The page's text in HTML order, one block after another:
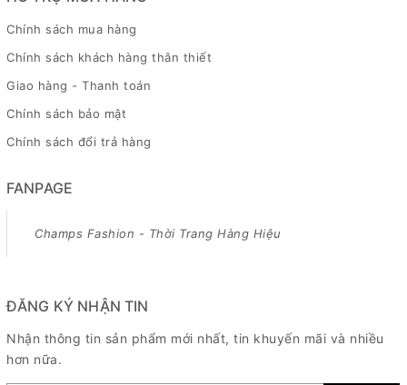
Chính sách mua hàng
Chính sách khách hàng thân thiết
Giao hàng - Thanh toán
Chính sách bảo mật
Chính sách đổi trả hàng
FANPAGE
Champs Fashion - Thời Trang Hàng Hiệu
ĐĂNG KÝ NHẬN TIN
Nhận thông tin sản phẩm mới nhất, tin khuyến mãi và nhiều
hơn nữa.